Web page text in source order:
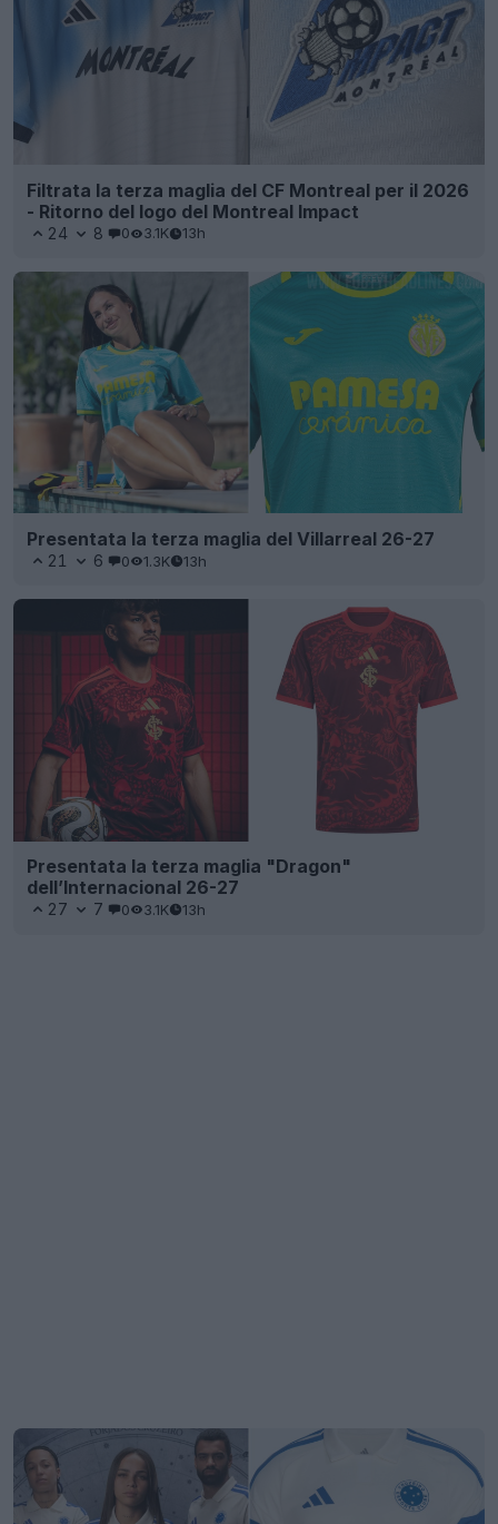
Filtrata la terza maglia del CF Montreal per il 2026
- Ritorno del logo del Montreal Impact
24 8 0 3.1K 13h
Presentata la terza maglia del Villarreal 26-27
21 6 0 1.3K 13h
Presentata la terza maglia "Dragon"
dell’Internacional 26-27
27 7 0 3.1K 13h